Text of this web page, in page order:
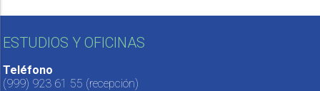
ESTUDIOS Y OFICINAS
Teléfono
(999) 923 61 55 (recepción)